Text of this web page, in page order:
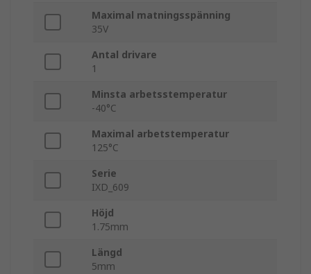
Maximal matningsspänning
35V
Antal drivare
1
Minsta arbetsstemperatur
-40°C
Maximal arbetstemperatur
125°C
Serie
IXD_609
Höjd
1.75mm
Längd
5mm